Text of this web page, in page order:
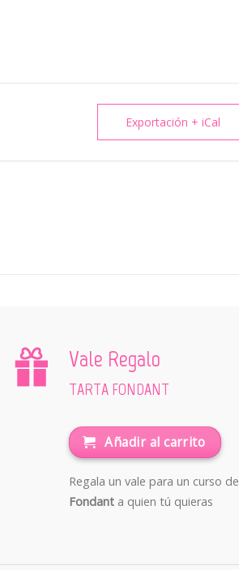
Exportación + iCal
Vale Regalo
TARTA FONDANT
Añadir al carrito
Regala un vale para un curso de
Fondant a quien tú quieras